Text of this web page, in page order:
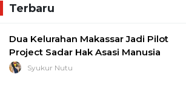
Terbaru
Dua Kelurahan Makassar Jadi Pilot
Project Sadar Hak Asasi Manusia
Syukur Nutu